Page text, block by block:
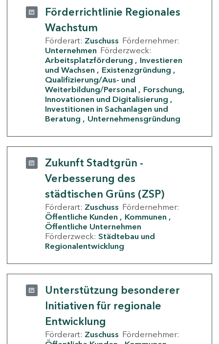
Förderrichtlinie Regionales
Wachstum
Förderart: Zuschuss Fördernehmer:
Unternehmen Förderzweck:
Arbeitsplatzförderung
Investieren
und Wachsen
Existenzgründung
Qualifizierung/Aus- und
Weiterbildung/Personal
Forschung,
Innovationen und Digitalisierung
Investitionen in Sachanlagen und
Beratung
Unternehmensgründung
Zukunft Stadtgrün -
Verbesserung des
städtischen Grüns (ZSP)
Förderart: Zuschuss Fördernehmer:
Öffentliche Kunden
Kommunen
Öffentliche Unternehmen
Förderzweck: Städtebau und
Regionalentwicklung
Unterstützung besonderer
Initiativen für regionale
Entwicklung
Förderart: Zuschuss Fördernehmer: